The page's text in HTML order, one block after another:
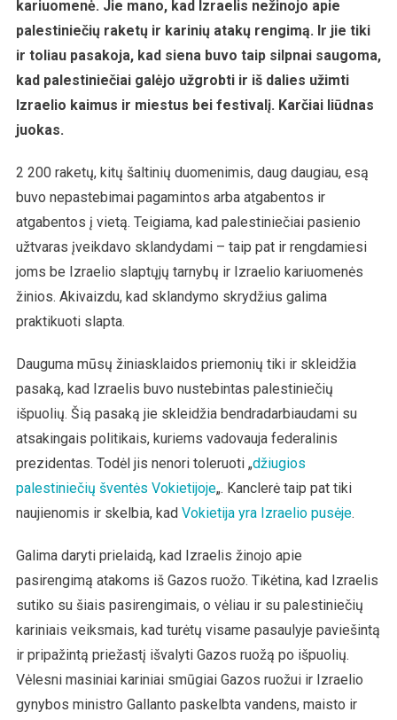
kariuomenė. Jie mano, kad Izraelis nežinojo apie
palestiniečių raketų ir karinių atakų rengimą. Ir jie tiki
ir toliau pasakoja, kad siena buvo taip silpnai saugoma,
kad palestiniečiai galėjo užgrobti ir iš dalies užimti
Izraelio kaimus ir miestus bei festivalį. Karčiai liūdnas
juokas.
2 200 raketų, kitų šaltinių duomenimis, daug daugiau, esą
buvo nepastebimai pagamintos arba atgabentos ir
atgabentos į vietą. Teigiama, kad palestiniečiai pasienio
užtvaras įveikdavo sklandydami – taip pat ir rengdamiesi
joms be Izraelio slaptųjų tarnybų ir Izraelio kariuomenės
žinios. Akivaizdu, kad sklandymo skrydžius galima
praktikuoti slapta.
Dauguma mūsų žiniasklaidos priemonių tiki ir skleidžia
pasaką, kad Izraelis buvo nustebintas palestiniečių
išpuolių. Šią pasaką jie skleidžia bendradarbiaudami su
atsakingais politikais, kuriems vadovauja federalinis
prezidentas. Todėl jis nenori toleruoti „džiugios
palestiniečių šventės Vokietijoje„. Kanclerė taip pat tiki
naujienomis ir skelbia, kad Vokietija yra Izraelio pusėje.
Galima daryti prielaidą, kad Izraelis žinojo apie
pasirengimą atakoms iš Gazos ruožo. Tikėtina, kad Izraelis
sutiko su šiais pasirengimais, o vėliau ir su palestiniečių
kariniais veiksmais, kad turėtų visame pasaulyje paviešintą
ir pripažintą priežastį išvalyti Gazos ruožą po išpuolių.
Vėlesni masiniai kariniai smūgiai Gazos ruožui ir Izraelio
gynybos ministro Gallanto paskelbta vandens, maisto ir